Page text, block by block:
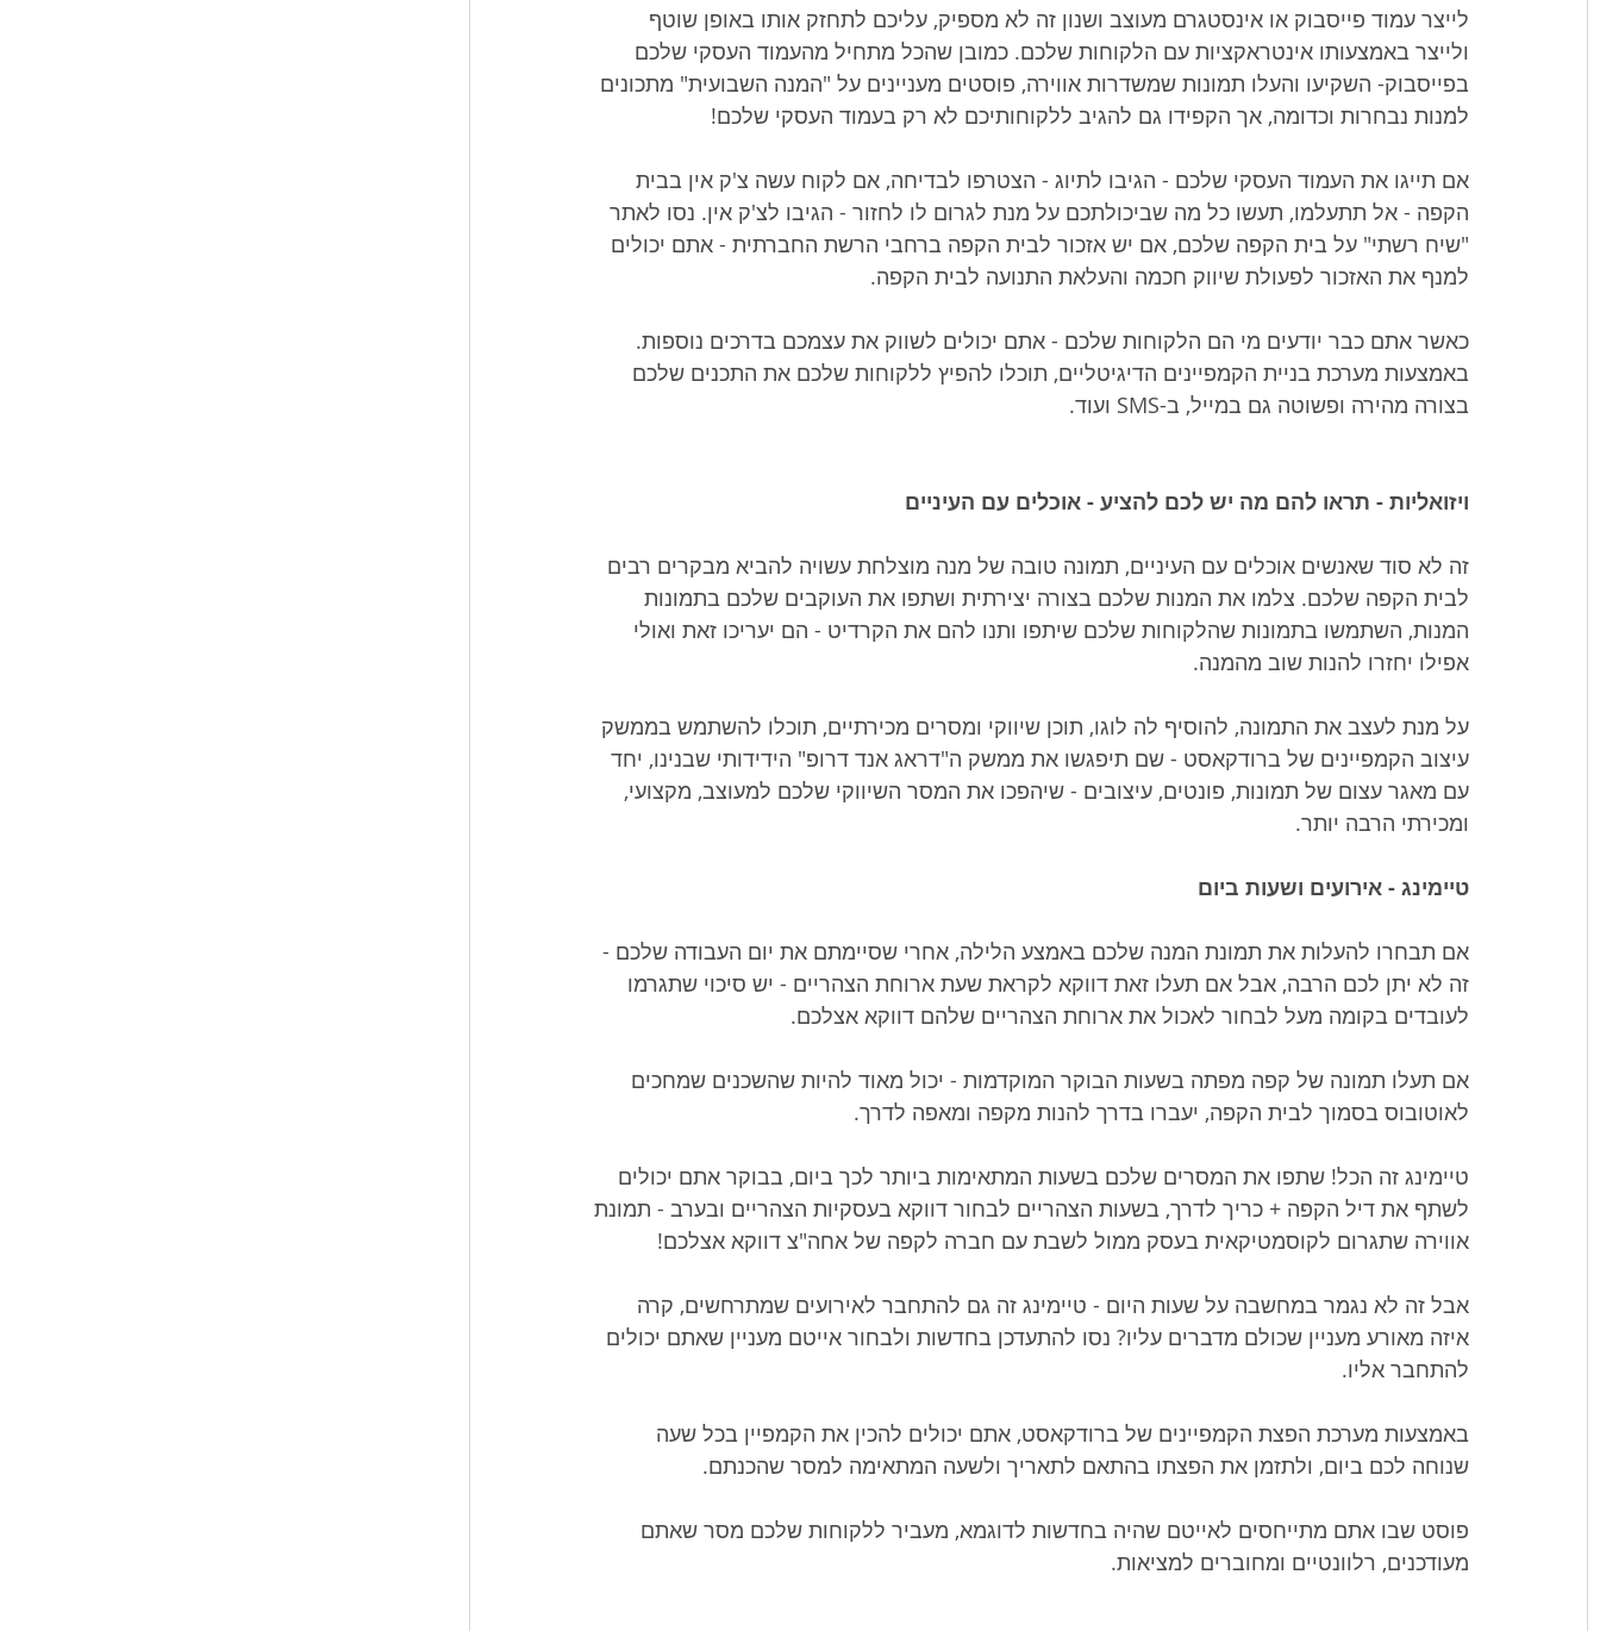
לייצר עמוד פייסבוק או אינסטגרם מעוצב ושנון זה לא מספיק, עליכם לתחזק אותו באופן שוטף
ולייצר באמצעותו אינטראקציות עם הלקוחות שלכם. כמובן שהכל מתחיל מהעמוד העסקי שלכם
בפייסבוק- השקיעו והעלו תמונות שמשדרות אווירה, פוסטים מעניינים על "המנה השבועית" מתכונים
למנות נבחרות וכדומה, אך הקפידו גם להגיב ללקוחותיכם לא רק בעמוד העסקי שלכם!
אם תייגו את העמוד העסקי שלכם - הגיבו לתיוג - הצטרפו לבדיחה, אם לקוח עשה צ'ק אין בבית
הקפה - אל תתעלמו, תעשו כל מה שביכולתכם על מנת לגרום לו לחזור - הגיבו לצ'ק אין. נסו לאתר
"שיח רשתי" על בית הקפה שלכם, אם יש אזכור לבית הקפה ברחבי הרשת החברתית - אתם יכולים
למנף את האזכור לפעולת שיווק חכמה והעלאת התנועה לבית הקפה.
כאשר אתם כבר יודעים מי הם הלקוחות שלכם - אתם יכולים לשווק את עצמכם בדרכים נוספות.
באמצעות מערכת בניית הקמפיינים הדיגיטליים, תוכלו להפיץ ללקוחות שלכם את התכנים שלכם
בצורה מהירה ופשוטה גם במייל, ב-SMS ועוד.
ויזואליות - תראו להם מה יש לכם להציע - אוכלים עם העיניים
זה לא סוד שאנשים אוכלים עם העיניים, תמונה טובה של מנה מוצלחת עשויה להביא מבקרים רבים
לבית הקפה שלכם. צלמו את המנות שלכם בצורה יצירתית ושתפו את העוקבים שלכם בתמונות
המנות, השתמשו בתמונות שהלקוחות שלכם שיתפו ותנו להם את הקרדיט - הם יעריכו זאת ואולי
אפילו יחזרו להנות שוב מהמנה.
על מנת לעצב את התמונה, להוסיף לה לוגו, תוכן שיווקי ומסרים מכירתיים, תוכלו להשתמש בממשק
עיצוב הקמפיינים של ברודקאסט - שם תיפגשו את ממשק ה"דראג אנד דרופ" הידידותי שבנינו, יחד
עם מאגר עצום של תמונות, פונטים, עיצובים - שיהפכו את המסר השיווקי שלכם למעוצב, מקצועי,
ומכירתי הרבה יותר.
טיימינג - אירועים ושעות ביום
אם תבחרו להעלות את תמונת המנה שלכם באמצע הלילה, אחרי שסיימתם את יום העבודה שלכם -
זה לא יתן לכם הרבה, אבל אם תעלו זאת דווקא לקראת שעת ארוחת הצהריים - יש סיכוי שתגרמו
לעובדים בקומה מעל לבחור לאכול את ארוחת הצהריים שלהם דווקא אצלכם.
אם תעלו תמונה של קפה מפתה בשעות הבוקר המוקדמות - יכול מאוד להיות שהשכנים שמחכים
לאוטובוס בסמוך לבית הקפה, יעברו בדרך להנות מקפה ומאפה לדרך.
טיימינג זה הכל! שתפו את המסרים שלכם בשעות המתאימות ביותר לכך ביום, בבוקר אתם יכולים
לשתף את דיל הקפה + כריך לדרך, בשעות הצהריים לבחור דווקא בעסקיות הצהריים ובערב - תמונת
אווירה שתגרום לקוסמטיקאית בעסק ממול לשבת עם חברה לקפה של אחה"צ דווקא אצלכם!
אבל זה לא נגמר במחשבה על שעות היום - טיימינג זה גם להתחבר לאירועים שמתרחשים, קרה
איזה מאורע מעניין שכולם מדברים עליו? נסו להתעדכן בחדשות ולבחור אייטם מעניין שאתם יכולים
להתחבר אליו.
באמצעות מערכת הפצת הקמפיינים של ברודקאסט, אתם יכולים להכין את הקמפיין בכל שעה
שנוחה לכם ביום, ולתזמן את הפצתו בהתאם לתאריך ולשעה המתאימה למסר שהכנתם.
פוסט שבו אתם מתייחסים לאייטם שהיה בחדשות לדוגמא, מעביר ללקוחות שלכם מסר שאתם
מעודכנים, רלוונטיים ומחוברים למציאות.